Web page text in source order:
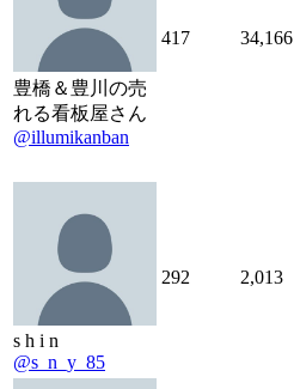
豊橋＆豊川の売
れる看板屋さん
@illumikanban
417 34,166
s h i n
@s_n_y_85
292 2,013